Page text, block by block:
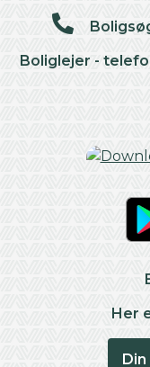
Boliglejer -
Her